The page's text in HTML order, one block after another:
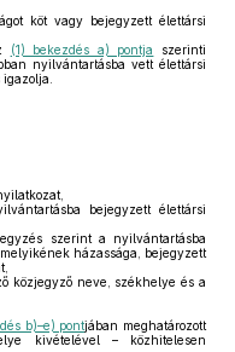
köt vagy bejegyzett élettársi
(1) bekezdés a) pontja
szerinti
nyilvántartásba vett élettársi
bejegyzett élettársi
szerint a nyilvántartásba
házassága, bejegyzett
közjegyző neve, székhelye és a
b)–e) pontjában meghatározott
kivételével – közhitelesen